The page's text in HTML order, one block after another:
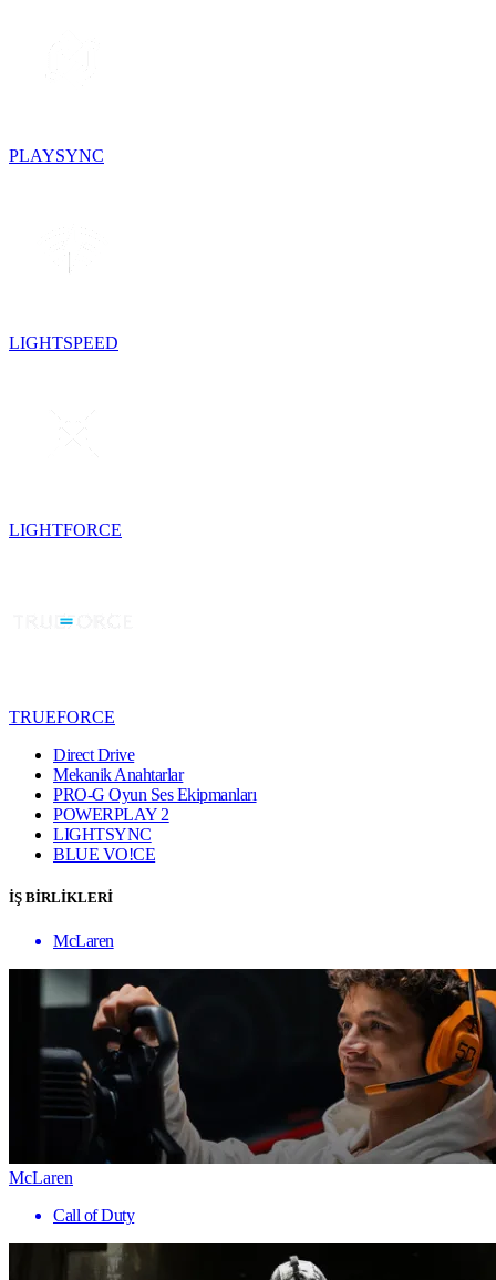
PLAYSYNC
LIGHTSPEED
LIGHTFORCE
TRUEFORCE
Direct Drive
Mekanik Anahtarlar
PRO-G Oyun Ses Ekipmanları
POWERPLAY 2
LIGHTSYNC
BLUE VO!CE
İŞ BİRLİKLERİ
McLaren
McLaren
Call of Duty